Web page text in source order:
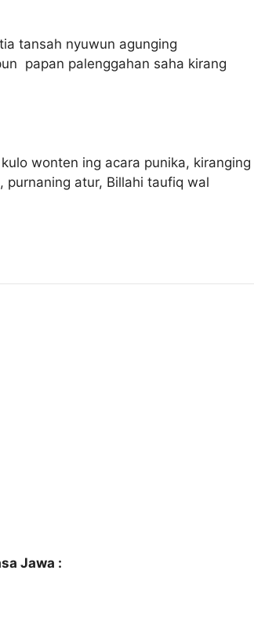
tansah nyuwun agunging
papan palenggahan saha kirang
wonten ing acara punika, kiranging
purnaning atur, Billahi taufiq wal
Jawa :